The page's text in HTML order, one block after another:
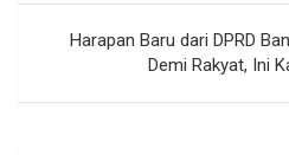
k
p
Harapan Baru dari DPRD
Demi Rakyat, Ini